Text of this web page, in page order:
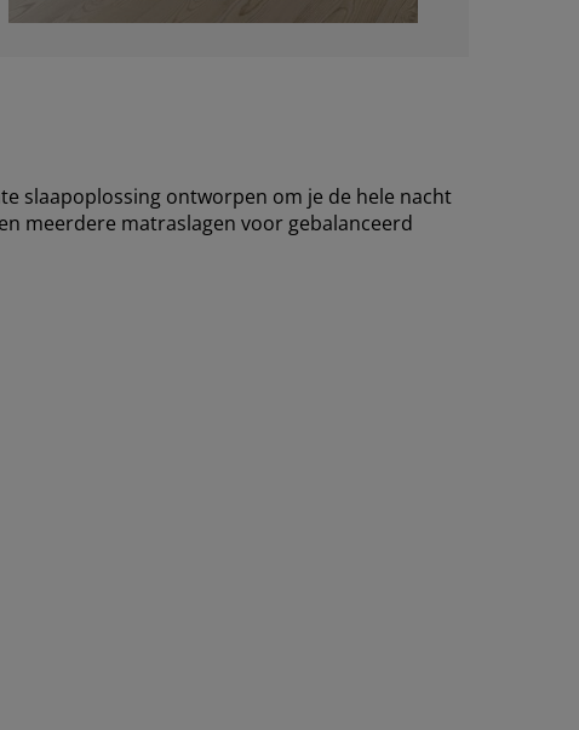
slaapoplossing ontworpen om je de hele nacht
meerdere matraslagen voor gebalanceerd